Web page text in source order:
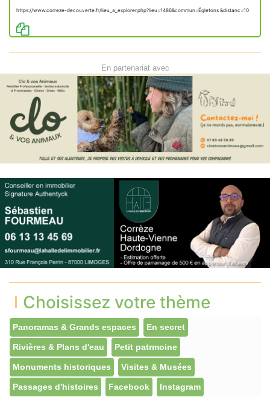
https://www.correze-decouverte.fr/lieu_a_explorer.php?lieu=1486&commun=Égletons &distanc=10
En partenariat avec
Choisissez votre thème
Panoramas & Grands espaces En secret
Rivières & Plans d'eau Petit patrmoine
Monuments historiques Visites & Musées
Passages d'histoires Facebook Instagram